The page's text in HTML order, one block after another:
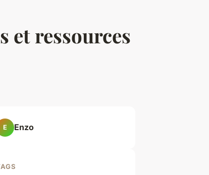
et ressources
E Enzo